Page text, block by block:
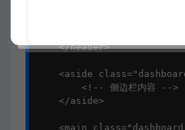
    </header>
<aside
        <!-- 侧边栏内容 -->
    </aside>
<main